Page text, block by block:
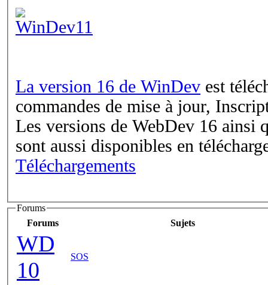
La version 16 de WinDev est
commandes de mise à jour,
Les versions de WebDev 16 ainsi
sont aussi disponibles en
Téléchargements
Forums
Forums
Sujets
WD
10
SOS